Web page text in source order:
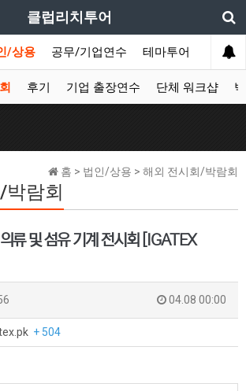
클럽리치투어
/상용 공무/기업연수 테마투어 데이투
후기 기업 출장연수 단체 워크샵
홈 > 법인/상용 > 해외 전시회/박람회
람회
류 및 섬유 기계 전시회 [IGATEX
04.08 00:00
+ 504